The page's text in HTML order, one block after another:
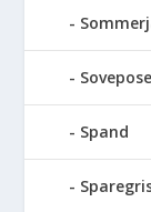
Sovepose
Spand